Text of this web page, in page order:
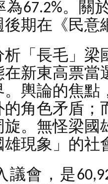
為67.2%。關
後期在《民意
析「長毛」梁
在新東高票當
。輿論的焦點
的角色矛盾；
旋。無怪梁國
雄現象」的社
議會，是